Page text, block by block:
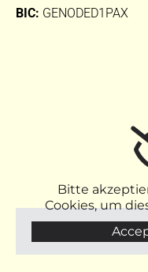
BIC: GENODED1PAX
Bitte
Cookies, um